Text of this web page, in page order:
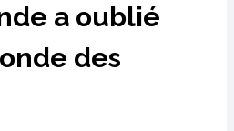
a oublié
des